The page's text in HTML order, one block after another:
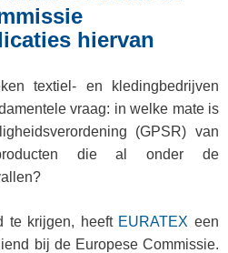
hiervan
textiel- en kledingbedrijven
vraag: in welke mate is
(GPSR) van
die al onder de
te krijgen, heeft EURATEX een
bij de Europese Commissie.